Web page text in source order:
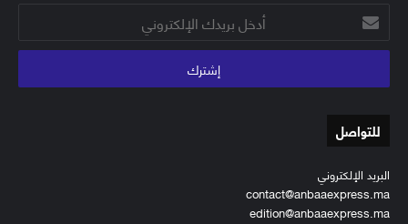
أدخل
بريدك
الإلكتروني
للتواصل
البريد الإلكتروني
contact@anbaaexpress.ma
edition@anbaaexpress.ma